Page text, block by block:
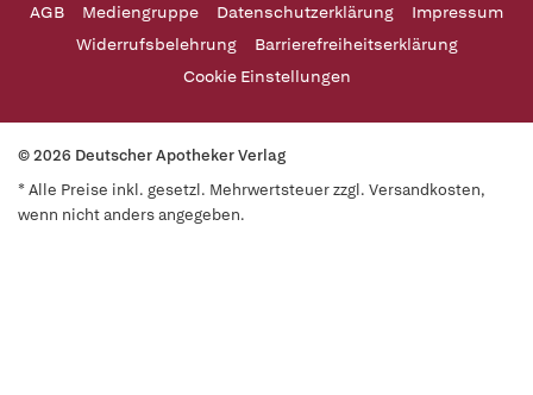
AGB Mediengruppe Datenschutzerklärung
Impressum
Widerrufsbelehrung
Barrierefreiheitserklärung
Cookie Einstellungen
© 2026 Deutscher Apotheker Verlag
* Alle Preise inkl. gesetzl. Mehrwertsteuer zzgl. Versandkosten,
wenn nicht anders angegeben.